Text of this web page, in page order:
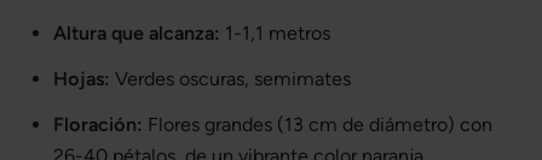
Altura que alcanza: 1-1,1 metros
Hojas: Verdes oscuras, semimates
Floración: Flores grandes (13 cm de diámetro) con
26-40 pétalos, de un vibrante color naranja